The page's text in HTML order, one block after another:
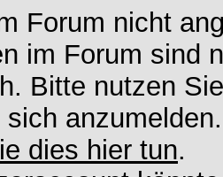
Forum nicht
im Forum sind
Bitte nutzen
sich
dies hier tun.